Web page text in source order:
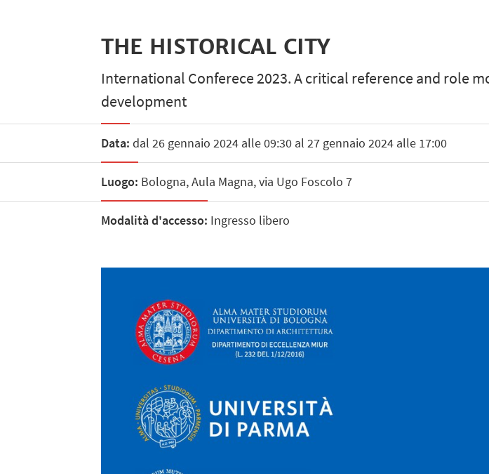
THE HISTORICAL CITY
International Conferece 2023. A critical reference and role
development
Data: dal 26 gennaio 2024 alle 09:30 al 27 gennaio 2024 alle 17:00
Luogo: Bologna, Aula Magna, via Ugo Foscolo 7
Modalità d'accesso: Ingresso libero